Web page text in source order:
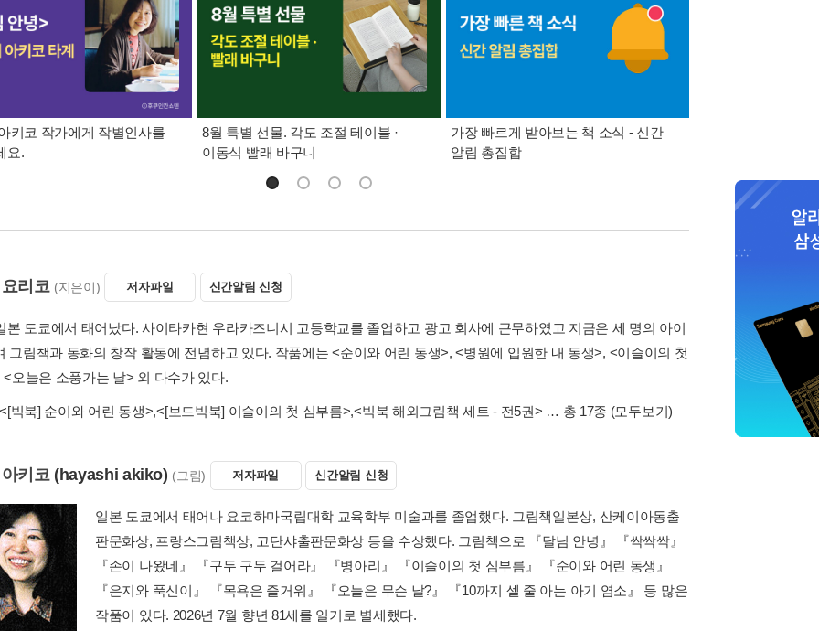
키코 작가에게 작별인사를
요.
8월 특별 선물. 각도 조절 테이블 ·
이동식 빨래 바구니
가장 빠르게 받아보는 책 소식 - 신간
알림 총집합
리코 (지은이) 저자파일 신간알림 신청
본 도쿄에서 태어났다. 사이타카현 우라카즈니시 고등학교를 졸업하고 광고 회사에 근무하였고 지금은 세 명의 아이
그림책과 동화의 창작 활동에 전념하고 있다. 작품에는 <순이와 어린 동생>, <병원에 입원한 내 동생>, <이슬이의 첫
<오늘은 소풍가는 날> 외 다수가 있다.
<[빅북] 순이와 어린 동생>,<[보드빅북] 이슬이의 첫 심부름>,<빅북 해외그림책 세트 - 전5권> … 총 17종 (모두보기)
키코 (hayashi akiko) (그림) 저자파일 신간알림 신청
일본 도쿄에서 태어나 요코하마국립대학 교육학부 미술과를 졸업했다. 그림책일본상, 산케이아동출
판문화상, 프랑스그림책상, 고단샤출판문화상 등을 수상했다. 그림책으로 『달님 안녕』 『싹싹싹』
『손이 나왔네』 『구두 구두 걸어라』 『병아리』 『이슬이의 첫 심부름』 『순이와 어린 동생』
『은지와 푹신이』 『목욕은 즐거워』 『오늘은 무슨 날?』 『10까지 셀 줄 아는 아기 염소』 등 많은
작품이 있다. 2026년 7월 향년 81세를 일기로 별세했다.